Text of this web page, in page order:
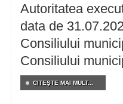
Autoritatea
data de
Consiliului
Consiliului
CITEŞTE MAI MULT...